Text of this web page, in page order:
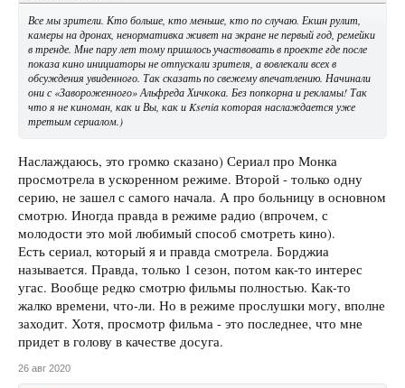
Все мы зрители. Кто больше, кто меньше, кто по случаю. Екшн рулит,
камеры на дронах, ненормативка живет на экране не первый год, ремейки
в тренде. Мне пару лет тому пришлось участвовать в проекте где после
показа кино инициаторы не отпускали зрителя, а вовлекали всех в
обсуждения увиденного. Так сказать по свежему впечатлению. Начинали
они с «Завороженного» Альфреда Хичкока. Без попкорна и рекламы! Так
что я не киноман, как и Вы, как и Ksenia которая наслаждается уже
третьим сериалом.)
Наслаждаюсь, это громко сказано) Сериал про Монка
просмотрела в ускоренном режиме. Второй - только одну
серию, не зашел с самого начала. А про больницу в основном
смотрю. Иногда правда в режиме радио (впрочем, с
молодости это мой любимый способ смотреть кино).
Есть сериал, который я и правда смотрела. Борджиа
называется. Правда, только 1 сезон, потом как-то интерес
угас. Вообще редко смотрю фильмы полностью. Как-то
жалко времени, что-ли. Но в режиме прослушки могу, вполне
заходит. Хотя, просмотр фильма - это последнее, что мне
придет в голову в качестве досуга.
26 авг 2020